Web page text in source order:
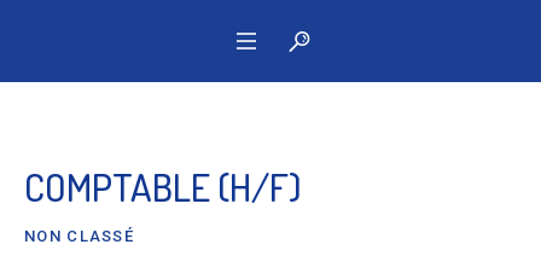
COMPTABLE (H/F)
NON CLASSÉ